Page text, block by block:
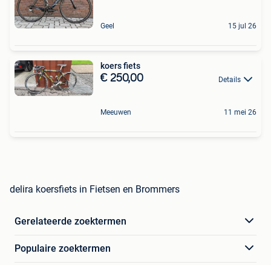
Geel 15 jul 26
koers fiets
€ 250,00 Details
Meeuwen 11 mei 26
delira koersfiets in Fietsen en Brommers
Gerelateerde zoektermen
Populaire zoektermen